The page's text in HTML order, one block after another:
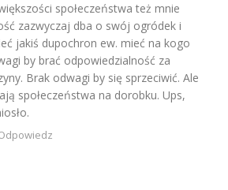
społeczeństwa też mnie
zazwyczaj dba o swój ogródek i
jakiś dupochron ew. mieć na kogo
by brać odpowiedzialność za
Brak odwagi by się sprzeciwić. Ale
społeczeństwa na dorobku. Ups,